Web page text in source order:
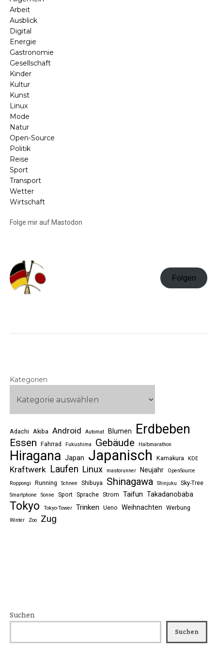
Arbeit
Ausblick
Digital
Energie
Gastronomie
Gesellschaft
Kinder
Kultur
Kunst
Linux
Mode
Natur
Open-Source
Politik
Reise
Sport
Transport
Wetter
Wirtschaft
Folge mir auf Mastodon
Folgen
Kategorien
Adachi Akiba Android Automat Blumen Erdbeben
Essen Fahrrad Fukushima Gebäude Halbmarathon
Hiragana Japan Japanisch Kamakura KDE
Kraftwerk Laufen Linux mastorunner Neujahr
OpenSource
Roppongi
Running Schnee Shibuya Shinagawa Shinjuku Sky-Tree
Smartphone Sonne Sport Sprache Strom Taifun Takadanobaba
Tokyo Tokyo-Tower Trinken Ueno Weihnachten Werbung
Winter Zoo Zug
Suchen
Suchen